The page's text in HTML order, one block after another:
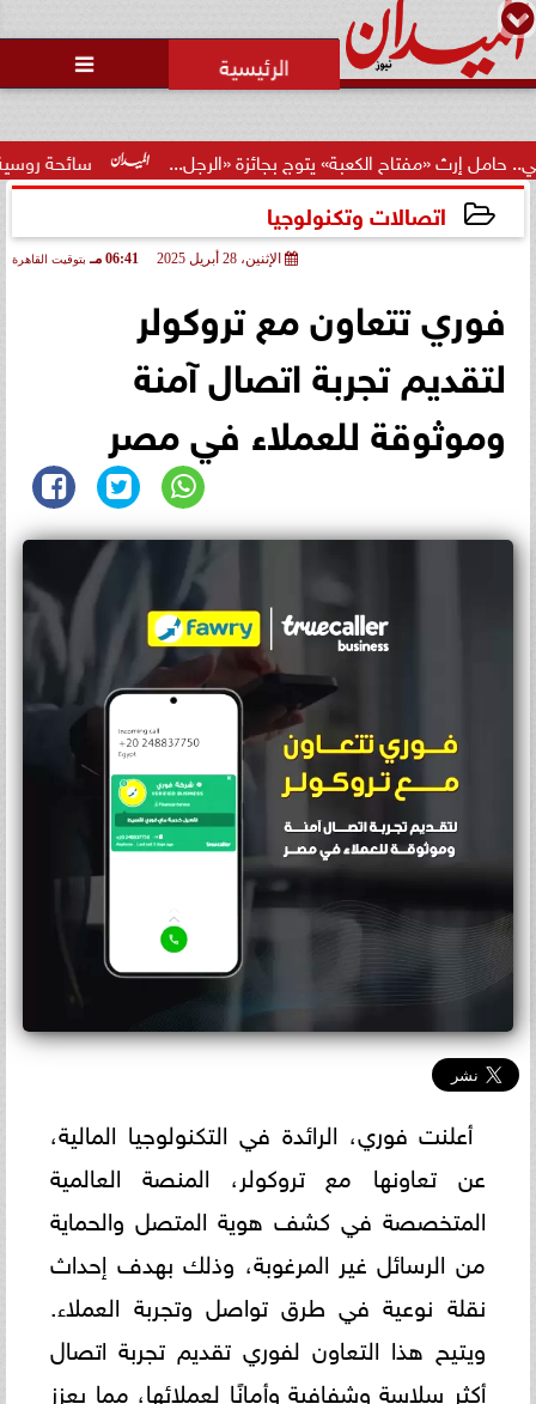

سائحة روسية: زيارتي الكعبة» يتوج بجائزة «الرجل...
اتصالات وتكنولوجيا
الإثنين، 28 أبريل 2025 06:41 مـ بتوقيت القاهرة
فوري تتعاون مع تروكولر
لتقديم تجربة اتصال آمنة
وموثوقة للعملاء في مصر
أعلنت فوري، الرائدة في التكنولوجيا المالية،
عن تعاونها مع تروكولر، المنصة العالمية
المتخصصة في كشف هوية المتصل والحماية
من الرسائل غير المرغوبة، وذلك بهدف إحداث
نقلة نوعية في طرق تواصل وتجربة العملاء.
ويتيح هذا التعاون لفوري تقديم تجربة اتصال
أكثر سلاسة وشفافية وأمانًا لعملائها، مما يعزز